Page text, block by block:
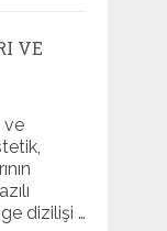
VE
ve
dizilişi …